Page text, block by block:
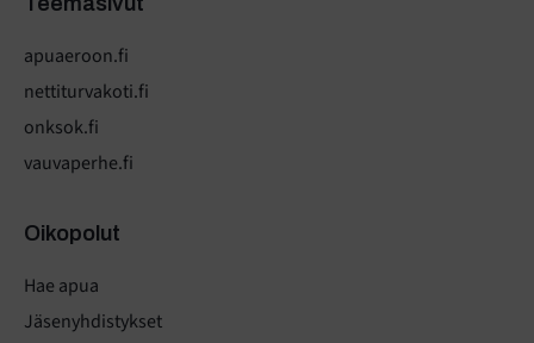
apuaeroon.fi
nettiturvakoti.fi
onksok.fi
vauvaperhe.fi
Oikopolut
Hae apua
Jäsenyhdistykset